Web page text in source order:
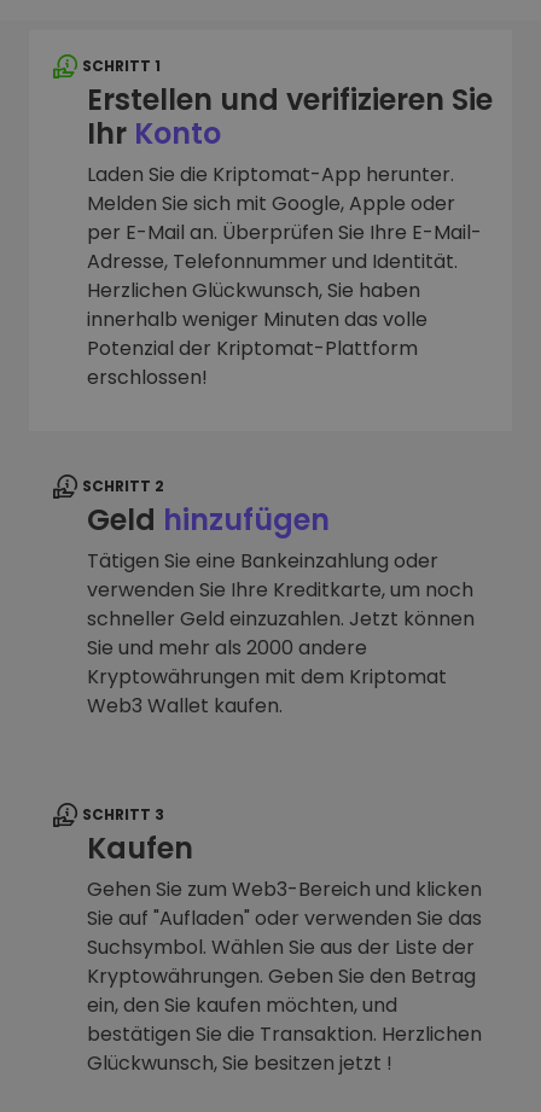
SCHRITT 1
Erstellen und verifizieren Sie
Ihr Konto
Laden Sie die Kriptomat-App herunter.
Melden Sie sich mit Google, Apple oder
per E-Mail an. Überprüfen Sie Ihre E-Mail-
Adresse, Telefonnummer und Identität.
Herzlichen Glückwunsch, Sie haben
innerhalb weniger Minuten das volle
Potenzial der Kriptomat-Plattform
erschlossen!
SCHRITT 2
Geld hinzufügen
Tätigen Sie eine Bankeinzahlung oder
verwenden Sie Ihre Kreditkarte, um noch
schneller Geld einzuzahlen. Jetzt können
Sie und mehr als 2000 andere
Kryptowährungen mit dem Kriptomat
Web3 Wallet kaufen.
SCHRITT 3
Kaufen
Gehen Sie zum Web3-Bereich und klicken
Sie auf "Aufladen" oder verwenden Sie das
Suchsymbol. Wählen Sie aus der Liste der
Kryptowährungen. Geben Sie den Betrag
ein, den Sie kaufen möchten, und
bestätigen Sie die Transaktion. Herzlichen
Glückwunsch, Sie besitzen jetzt !